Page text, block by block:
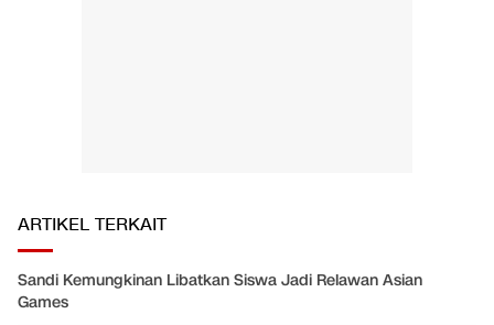
ARTIKEL TERKAIT
Sandi Kemungkinan Libatkan Siswa Jadi Relawan Asian
Games